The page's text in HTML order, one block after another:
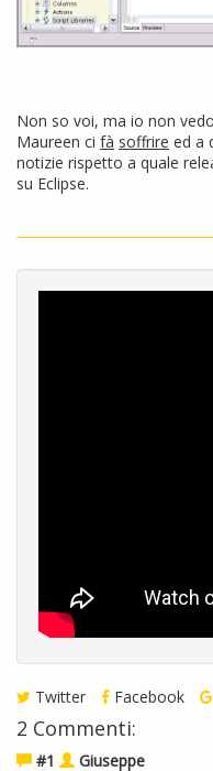
Non so voi, ma io non
Maureen ci fà soffrire ed a
notizie rispetto a quale
su Eclipse.
Twitter Facebook
2 Commenti:
#1 Giuseppe